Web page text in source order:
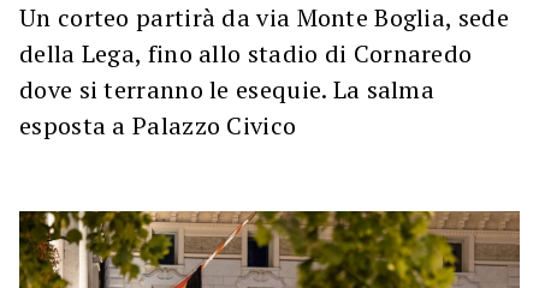
Un corteo partirà da via Monte Boglia, sede
della Lega, fino allo stadio di Cornaredo
dove si terranno le esequie. La salma
esposta a Palazzo Civico